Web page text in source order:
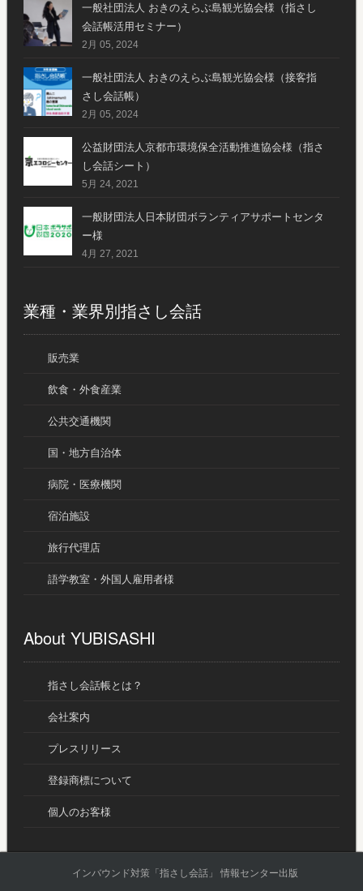
一般社団法人 おきのえらぶ島観光協会様（指さし
会話帳活用セミナー）
2月 05, 2024
一般社団法人 おきのえらぶ島観光協会様（接客指
さし会話帳）
2月 05, 2024
公益財団法人京都市環境保全活動推進協会様（指さ
し会話シート）
5月 24, 2021
一般財団法人日本財団ボランティアサポートセンタ
ー様
4月 27, 2021
業種・業界別指さし会話
販売業
飲食・外食産業
公共交通機関
国・地方自治体
病院・医療機関
宿泊施設
旅行代理店
語学教室・外国人雇用者様
About YUBISASHI
指さし会話帳とは？
会社案内
プレスリリース
登録商標について
個人のお客様
インバウンド対策「指さし会話」 情報センター出版